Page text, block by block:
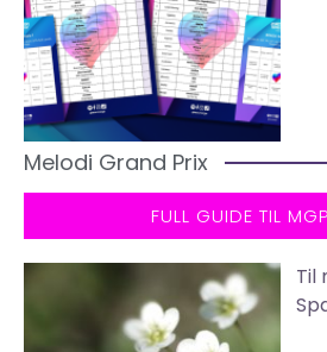
Melodi Grand Prix
FULL GUIDE TIL
Til